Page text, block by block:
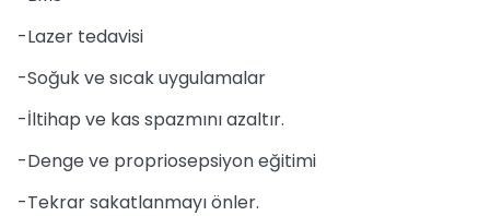
-Lazer tedavisi
-Soğuk ve sıcak uygulamalar
-İltihap ve kas spazmını azaltır.
-Denge ve propriosepsiyon eğitimi
-Tekrar sakatlanmayı önler.